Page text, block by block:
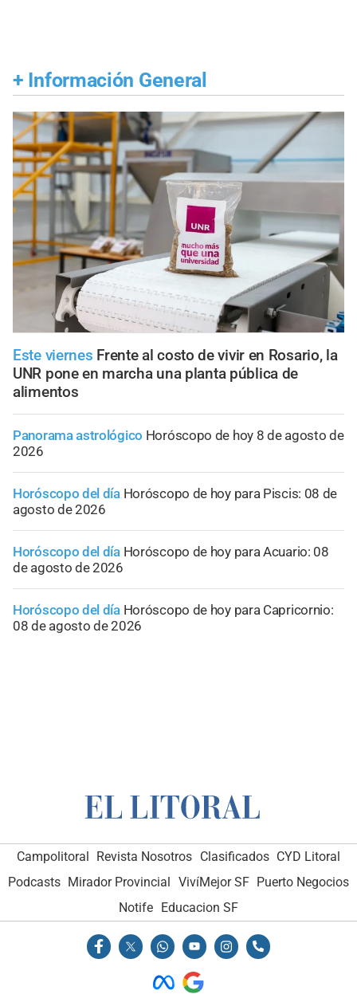
+ Información General
Este viernes Frente al costo de vivir en Rosario, la
UNR pone en marcha una planta pública de
alimentos
Panorama astrológico Horóscopo de hoy 8 de agosto de
2026
Horóscopo del día Horóscopo de hoy para Piscis: 08 de
agosto de 2026
Horóscopo del día Horóscopo de hoy para Acuario: 08
de agosto de 2026
Horóscopo del día Horóscopo de hoy para Capricornio:
08 de agosto de 2026
Campolitoral Revista Nosotros Clasificados CYD Litoral
Podcasts Mirador Provincial VivíMejor SF Puerto Negocios
Notife
Educacion SF